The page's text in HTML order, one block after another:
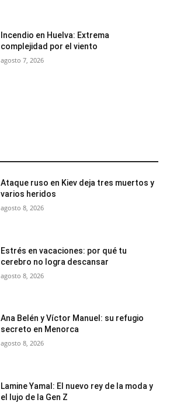
Incendio en Huelva: Extrema
complejidad por el viento
agosto 7, 2026
Ataque ruso en Kiev deja tres muertos y
varios heridos
agosto 8, 2026
Estrés en vacaciones: por qué tu
cerebro no logra descansar
agosto 8, 2026
Ana Belén y Víctor Manuel: su refugio
secreto en Menorca
agosto 8, 2026
Lamine Yamal: El nuevo rey de la moda y
el lujo de la Gen Z